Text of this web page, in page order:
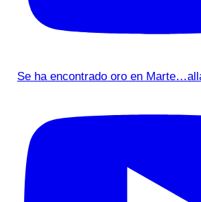
Se ha encontrado oro en